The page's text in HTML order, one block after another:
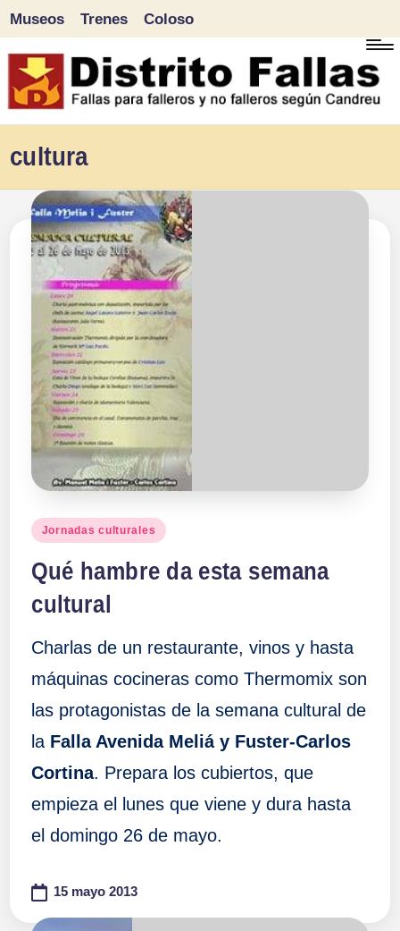
Saltar
al
Museos Trenes Coloso
cultura
Publicado
Jornadas culturales
Qué hambre da esta semana
cultural
Charlas de un restaurante, vinos y hasta
máquinas cocineras como Thermomix son
las protagonistas de la semana cultural de
la Falla Avenida Meliá y Fuster-Carlos
Cortina. Prepara los cubiertos, que
empieza el lunes que viene y dura hasta
el domingo 26 de mayo.
15 mayo 2013